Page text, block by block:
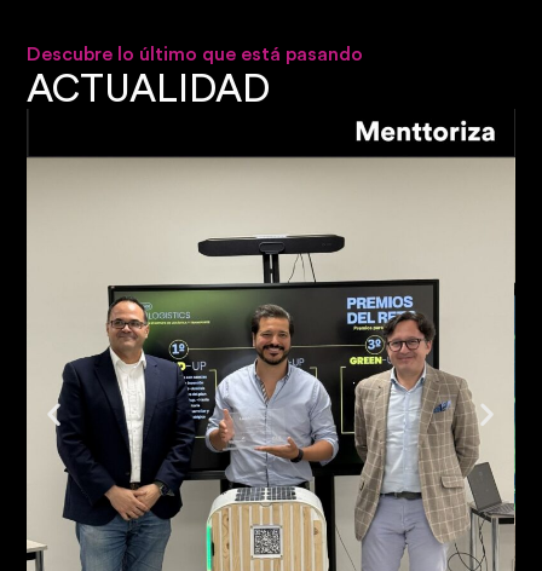
Descubre lo último que está pasando
ACTUALIDAD